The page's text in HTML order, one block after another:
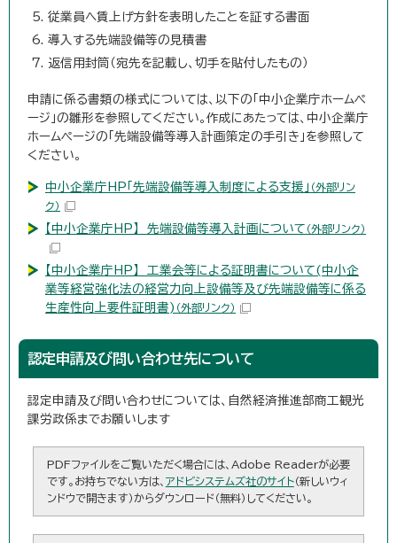
従業員へ賃上げ方針を表明したことを証する書面
導入する先端設備等の見積書
返信用封筒（宛先を記載し、切手を貼付したもの）
申請に係る書類の様式については、以下の「中小企業庁ホームペ
ージ」の雛形を参照してください。作成にあたっては、中小企業庁
ホームページの「先端設備等導入計画策定の手引き」を参照して
ください。
中小企業庁HP「先端設備等導入制度による支援」 （外部リン
ク）
【中小企業庁HP】 先端設備等導入計画について （外部リンク）
【中小企業庁HP】 工業会等による証明書について(中小企
業等経営強化法の経営力向上設備等及び先端設備等に係る
生産性向上要件証明書) （外部リンク）
認定申請及び問い合わせ先について
認定申請及び問い合わせについては、自然経済推進部商工観光
課労政係までお願いします
PDFファイルをご覧いただく場合には、Adobe Readerが必要
です。お持ちでない方は、 アドビシステムズ社のサイト（新しいウィ
ンドウで開きます）からダウンロード（無料）してください。